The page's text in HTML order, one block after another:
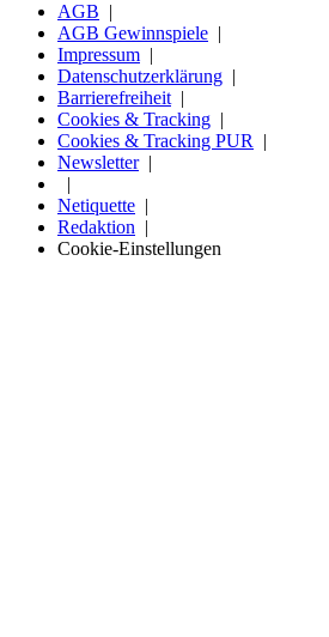
AGB
AGB Gewinnspiele
Impressum
Datenschutzerklärung
Barrierefreiheit
Cookies & Tracking
Cookies & Tracking PUR
Newsletter
Netiquette
Redaktion
Cookie-Einstellungen